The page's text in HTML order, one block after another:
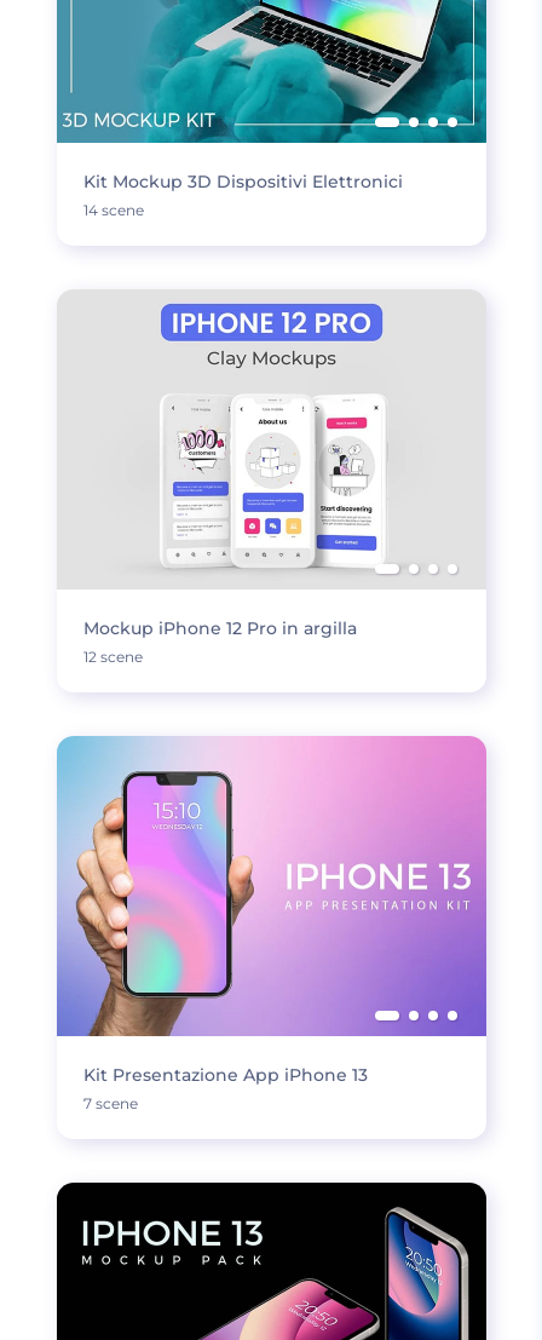
Kit Mockup 3D Dispositivi Elettronici
14 scene
Mockup iPhone 12 Pro in argilla
12 scene
Kit Presentazione App iPhone 13
7 scene